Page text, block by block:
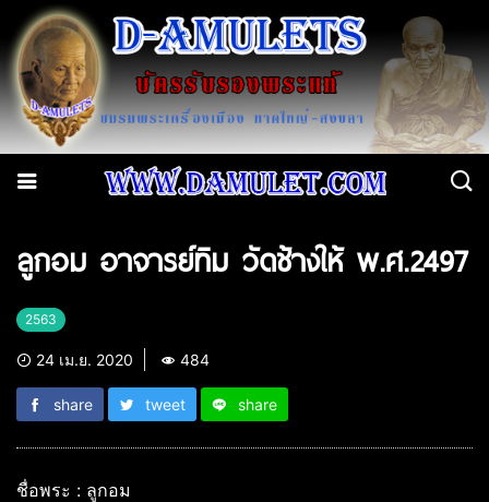
ลูกอม อาจารย์ทิม วัดช้างให้ พ.ศ.2497
2563
24 เม.ย. 2020 484
share tweet share
ชื่อพระ : ลูกอม